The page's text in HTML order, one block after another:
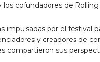
cofundadores de Rolling
impulsadas por el festival
y creadores de
compartieron sus